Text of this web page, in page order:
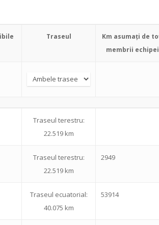
Traseul
Km asumați de
membrii echipei
Traseul terestru:
22.519 km
Traseul terestru:
22.519 km
2949
Traseul ecuatorial:
40.075 km
53914